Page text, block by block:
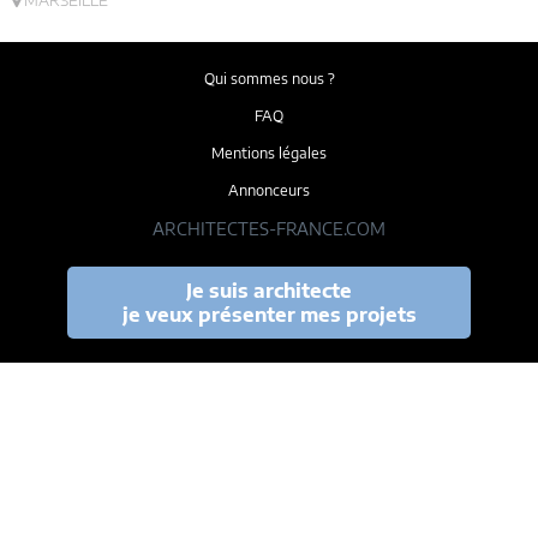
Qui sommes nous ?
FAQ
Mentions légales
Annonceurs
ARCHITECTES-FRANCE.COM
Je suis architecte
je veux présenter mes projets